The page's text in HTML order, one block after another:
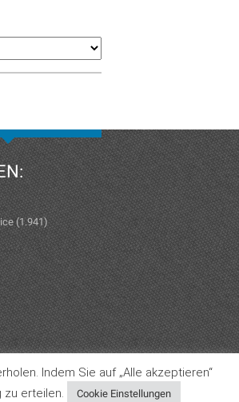
(1.941)
Impressum
Indem Sie auf „Alle akzeptieren“
zu erteilen.
Cookie Einstellungen